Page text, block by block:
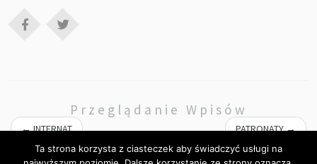
Przeglądanie Wpisów
←INTERNAT PATRONATY→
Ta strona korzysta z ciasteczek aby świadczyć usługi na